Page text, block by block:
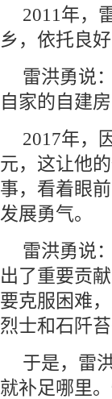
2011年，
乡，依托良
雷洪勇说
自家的自建
2017年，
元，这让他
事，看着眼
发展勇气。
雷洪勇说
出了重要贡
要克服困难
烈士和石阡
于是，雷
就补足哪里